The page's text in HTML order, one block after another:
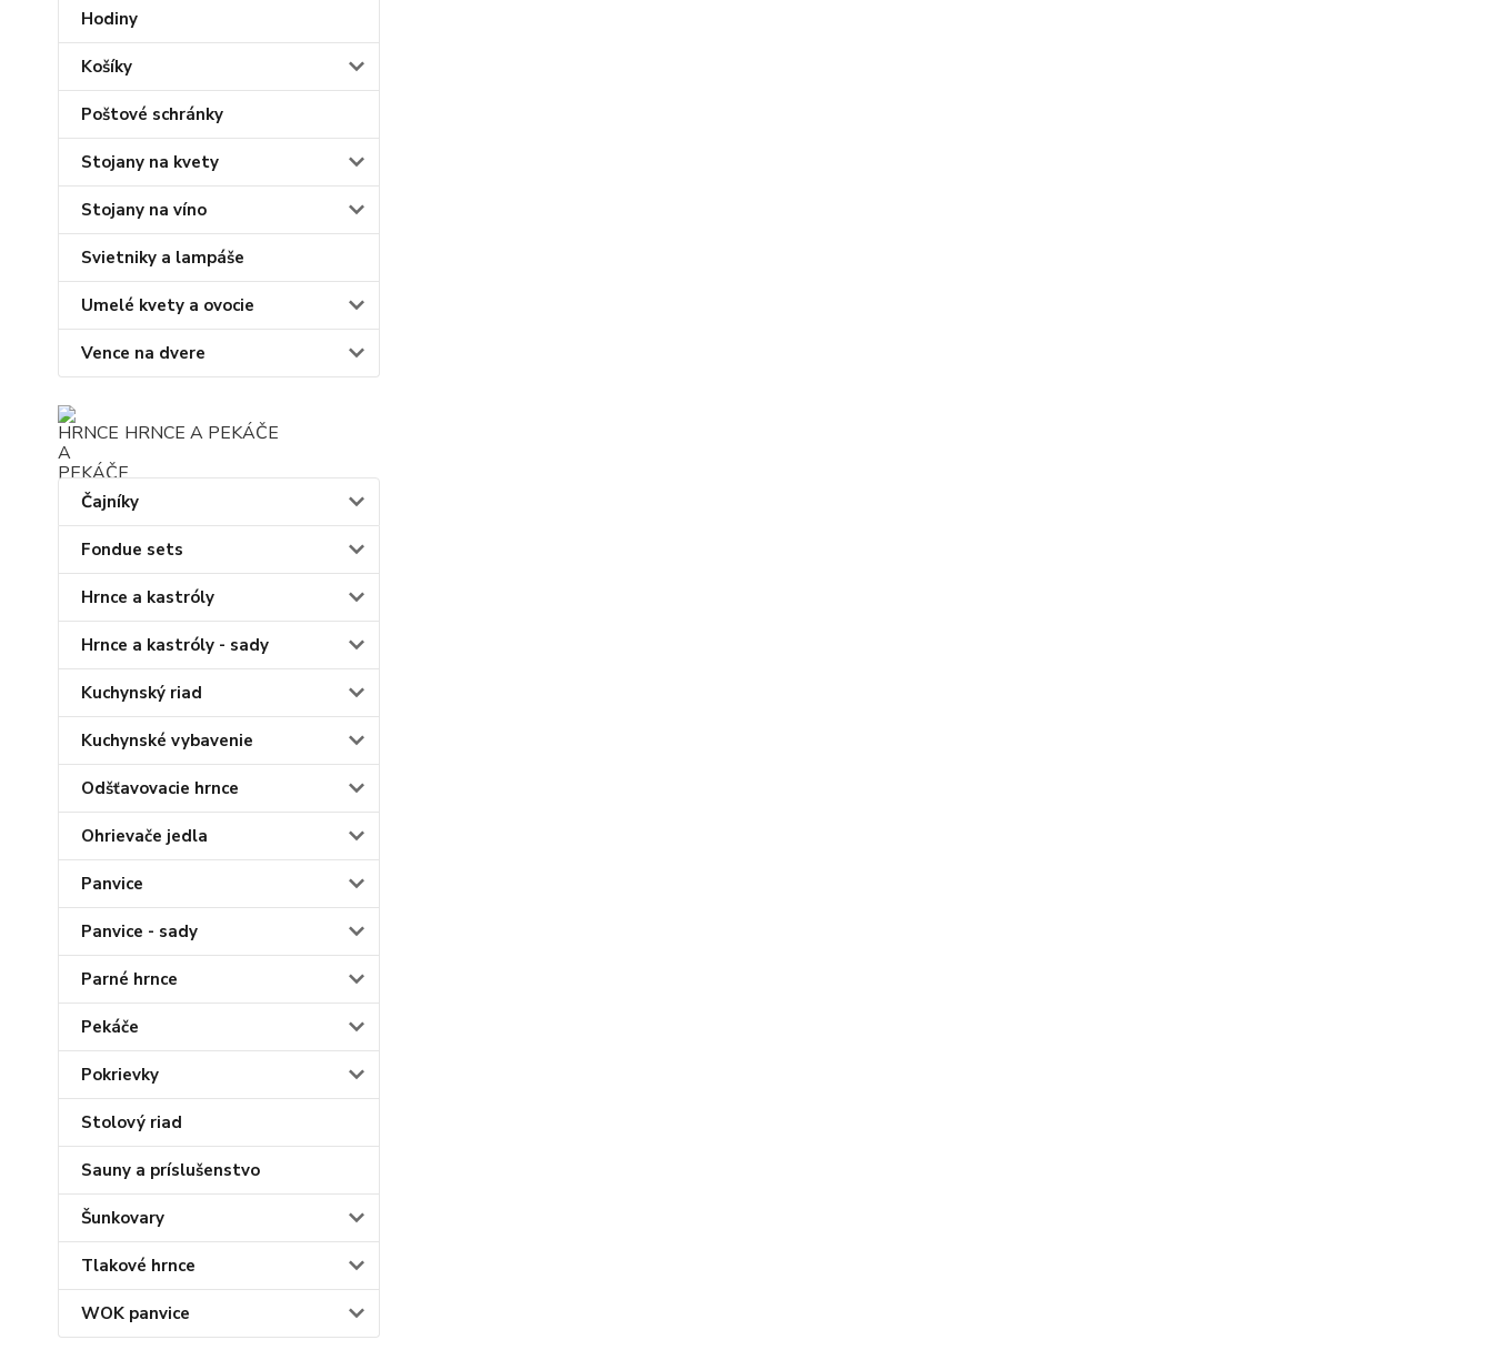
Hodiny
Košíky
Poštové schránky
Stojany na kvety
Stojany na víno
Svietniky a lampáše
Umelé kvety a ovocie
Vence na dvere
HRNCE A PEKÁČE
Čajníky
Fondue sets
Hrnce a kastróly
Hrnce a kastróly - sady
Kuchynský riad
Kuchynské vybavenie
Odšťavovacie hrnce
Ohrievače jedla
Panvice
Panvice - sady
Parné hrnce
Pekáče
Pokrievky
Stolový riad
Sauny a príslušenstvo
Šunkovary
Tlakové hrnce
WOK panvice